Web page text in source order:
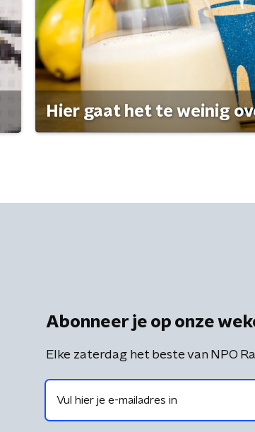
Hier gaat het te weinig
Abonneer je op onze
Elke zaterdag het beste van NPO